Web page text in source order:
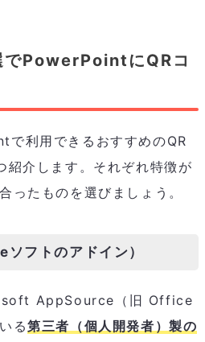
でPowerPointにQRコ
利用できるおすすめのQR
紹介します。それぞれ特徴が
ったものを選びましょう。
フトのアドイン）
AppSource（旧 Office
る第三者（個人開発者）製の